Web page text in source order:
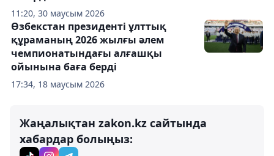
11:20, 30 маусым 2026
17:34, 18 маусым 2026
Өзбекстан президенті ұлттық
құраманың 2026 жылғы әлем
чемпионатындағы алғашқы
ойынына баға берді
Жаңалықтан zakon.kz сайтында
хабардар болыңыз: